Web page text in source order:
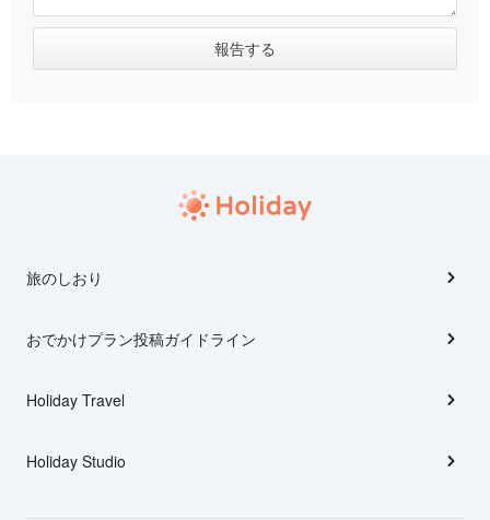
旅のしおり
おでかけプラン投稿ガイドライン
Holiday Travel
Holiday Studio